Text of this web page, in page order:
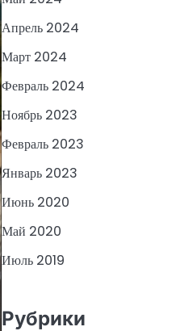
Апрель 2024
Март 2024
Февраль 2024
Ноябрь 2023
Февраль 2023
Январь 2023
Июнь 2020
Май 2020
Июль 2019
Рубрики